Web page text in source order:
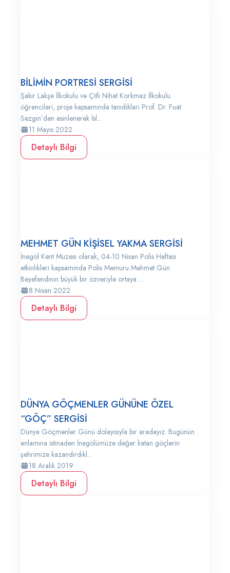
BİLİMİN PORTRESİ SERGİSİ
Şakir Lakşe İlkokulu ve Çitli Nihat Korkmaz İlkokulu
öğrencileri, proje kapsamında tanıdıkları Prof. Dr. Fuat
Sezgin’den esinlenerek İsl...
11 Mayıs 2022
Detaylı Bilgi
MEHMET GÜN KİŞİSEL YAKMA SERGİSİ
İnegöl Kent Müzesi olarak, 04-10 Nisan Polis Haftası
etkinlikleri kapsamında Polis Memuru Mehmet Gün
Beyefendinin büyük bir özveriyle ortaya ...
8 Nisan 2022
Detaylı Bilgi
DÜNYA GÖÇMENLER GÜNÜNE ÖZEL
“GÖÇ” SERGİSİ
Dünya Göçmenler Günü dolayısıyla bir aradayız. Bugünün
anlamına istinaden İnegölümüze değer katan göçlerin
şehrimize kazandırdıkl...
18 Aralık 2019
Detaylı Bilgi